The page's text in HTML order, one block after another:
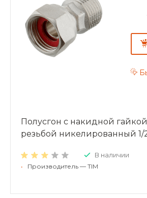
Полусгон с накидной
резьбой никелированный 1/
В наличии
• Производитель — TIM